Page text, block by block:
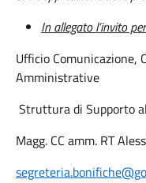
In allegato l’invito
Ufficio
Amministrative
Struttura di Supporto
Magg. CC amm. RT